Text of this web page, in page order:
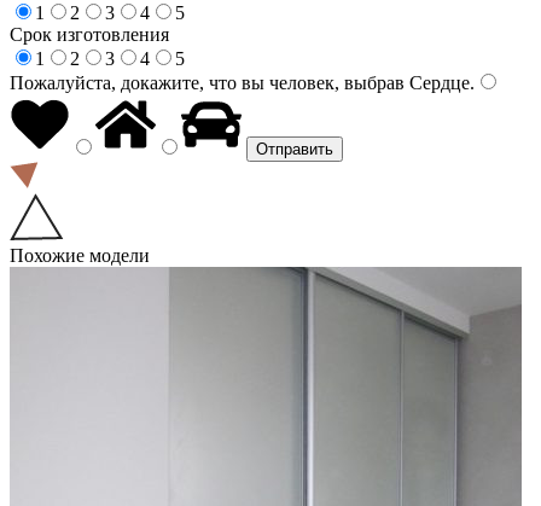
1
2 3 4
5
Срок изготовления
1
2 3 4
5
Пожалуйста, докажите, что вы человек, выбрав Сердце.
Похожие модели